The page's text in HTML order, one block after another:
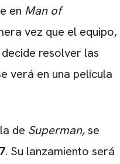
en Man of
vez que el equipo,
resolver las
verá en una película
de Superman,se
. Su lanzamiento será